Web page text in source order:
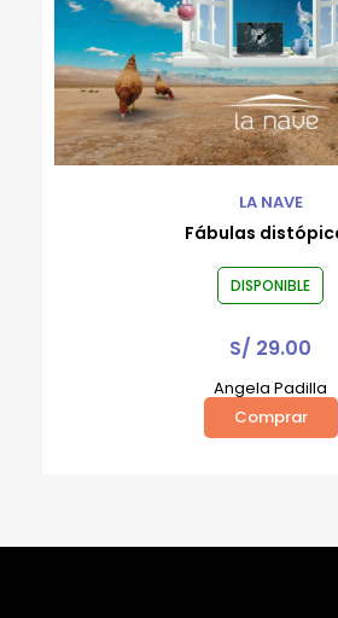
LA NAVE
Fábulas
DISPONIBLE
S/ 29.00
Angela Padilla
Comprar